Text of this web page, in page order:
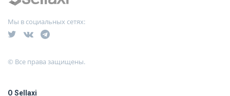
Мы в социальных сетях:
© Все права защищены.
О Sellaxi